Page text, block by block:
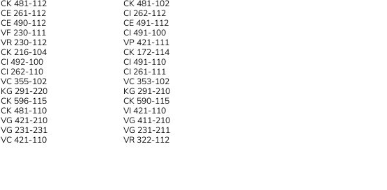
CK 481-112
CK 481-102
CE 261-112
CI 262-112
CE 490-112
CE 491-112
VF 230-111
CI 491-100
VR 230-112
VP 421-111
CK 216-104
CK 172-114
CI 492-100
CI 491-110
CI 262-110
CI 261-111
VC 355-102
VC 353-102
KG 291-220
KG 291-210
CK 596-115
CK 590-115
CK 481-110
VI 421-110
VG 421-210
VG 411-210
VG 231-231
VG 231-211
VC 421-110
VR 322-112